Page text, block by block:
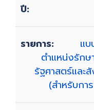
แ
ตำแหน่งรักษ
รัฐศาสตร์และ
(สำหรับกา